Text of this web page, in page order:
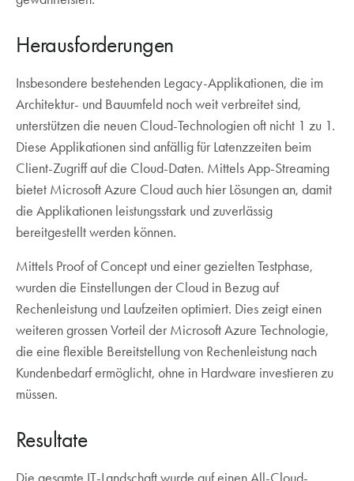
Herausforderungen
Insbesondere bestehenden Legacy-Applikationen, die im
Architektur- und Bauumfeld noch weit verbreitet sind,
unterstützen die neuen Cloud-Technologien oft nicht 1 zu 1.
Diese Applikationen sind anfällig für Latenzzeiten beim
Client-Zugriff auf die Cloud-Daten. Mittels App-Streaming
bietet Microsoft Azure Cloud auch hier Lösungen an, damit
die Applikationen leistungsstark und zuverlässig
bereitgestellt werden können.
Mittels Proof of Concept und einer gezielten Testphase,
wurden die Einstellungen der Cloud in Bezug auf
Rechenleistung und Laufzeiten optimiert. Dies zeigt einen
weiteren grossen Vorteil der Microsoft Azure Technologie,
die eine flexible Bereitstellung von Rechenleistung nach
Kundenbedarf ermöglicht, ohne in Hardware investieren zu
müssen.
Resultate